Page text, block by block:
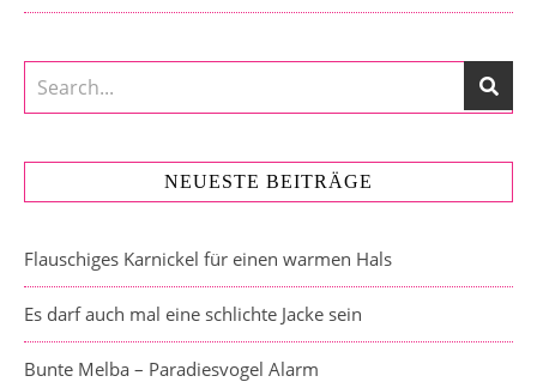
NEUESTE BEITRÄGE
Flauschiges Karnickel für einen warmen Hals
Es darf auch mal eine schlichte Jacke sein
Bunte Melba – Paradiesvogel Alarm